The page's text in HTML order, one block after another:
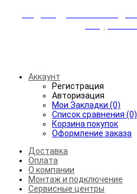
Аккаунт
Регистрация
Авторизация
Мои Закладки (0)
Список сравнения (0)
Корзина покупок
Оформление заказа
Доставка
Оплата
О компании
Монтаж и подключение
Сервисные центры